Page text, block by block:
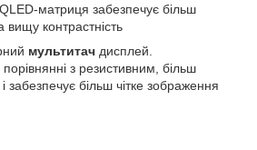
матриця забезпечує більш
вищу контрастність
мультитач дисплей.
з резистивним, більш
забезпечує більш чітке зображення